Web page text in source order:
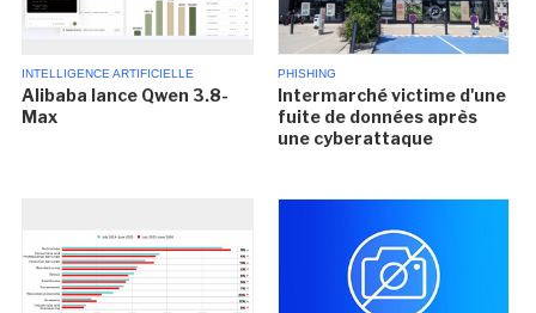
INTELLIGENCE ARTIFICIELLE
Alibaba lance Qwen 3.8-
Max
PHISHING
Intermarché victime d'une
fuite de données après
une cyberattaque